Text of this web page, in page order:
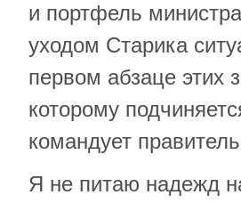
и портфель
уходом Старика
первом абзаце этих
которому
командует
Я не питаю надежд